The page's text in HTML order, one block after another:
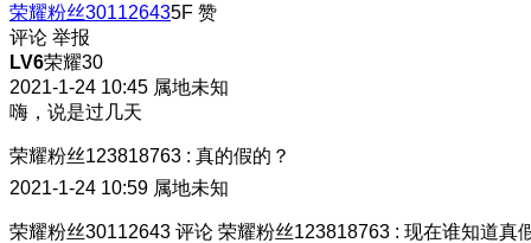
荣耀粉丝301126435F 赞
评论 举报
LV6荣耀30
2021-1-24 10:45 属地未知
嗨，说是过几天
荣耀粉丝123818763 : 真的假的？
2021-1-24 10:59 属地未知
荣耀粉丝30112643 评论 荣耀粉丝123818763 : 现在谁知道真